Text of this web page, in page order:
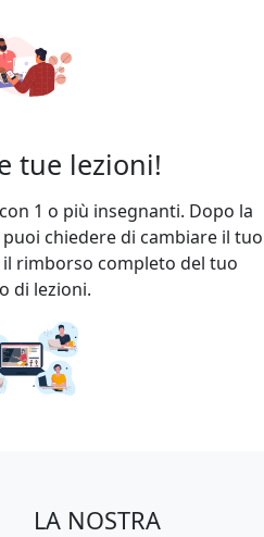
tue lezioni!
1 o più insegnanti. Dopo la
chiedere di cambiare il tuo
rimborso completo del tuo
di lezioni.
LA NOSTRA